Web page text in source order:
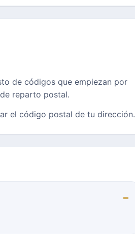
de códigos que empiezan por
reparto postal.
el código postal de tu dirección.